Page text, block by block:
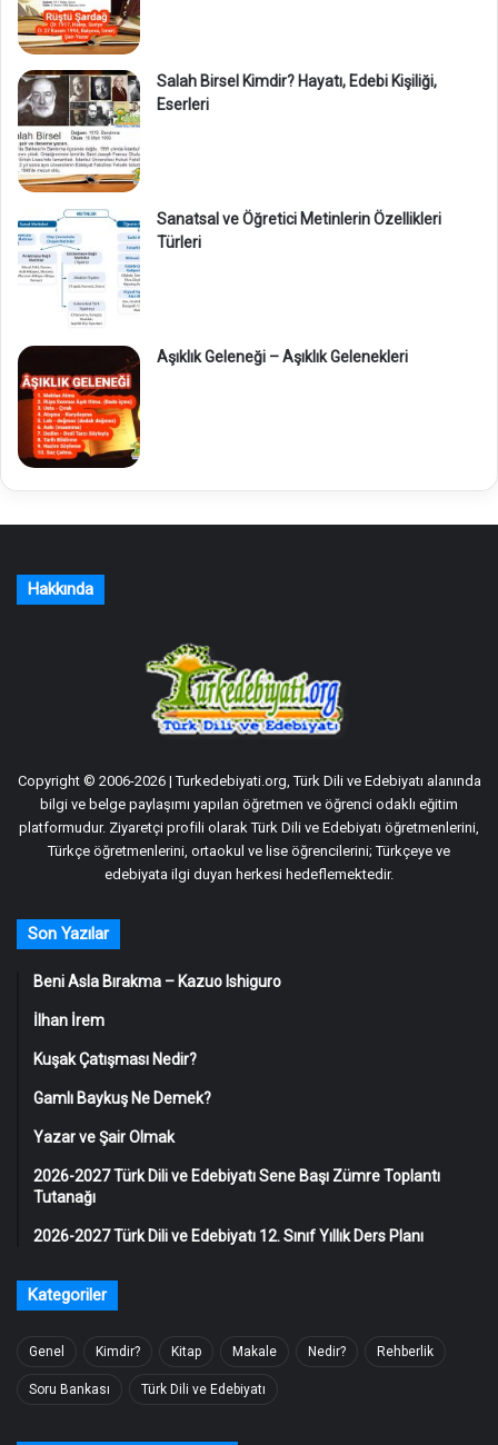
Salah Birsel Kimdir? Hayatı, Edebi Kişiliği,
Eserleri
Sanatsal ve Öğretici Metinlerin Özellikleri
Türleri
Aşıklık Geleneği – Aşıklık Gelenekleri
Hakkında
Copyright © 2006-2026 | Turkedebiyati.org, Türk Dili ve Edebiyatı alanında
bilgi ve belge paylaşımı yapılan öğretmen ve öğrenci odaklı eğitim
platformudur. Ziyaretçi profili olarak Türk Dili ve Edebiyatı öğretmenlerini,
Türkçe öğretmenlerini, ortaokul ve lise öğrencilerini; Türkçeye ve
edebiyata ilgi duyan herkesi hedeflemektedir.
Son Yazılar
Beni Asla Bırakma – Kazuo Ishiguro
İlhan İrem
Kuşak Çatışması Nedir?
Gamlı Baykuş Ne Demek?
Yazar ve Şair Olmak
2026-2027 Türk Dili ve Edebiyatı Sene Başı Zümre Toplantı
Tutanağı
2026-2027 Türk Dili ve Edebiyatı 12. Sınıf Yıllık Ders Planı
Kategoriler
Genel Kimdir? Kitap Makale Nedir? Rehberlik
Soru Bankası Türk Dili ve Edebiyatı